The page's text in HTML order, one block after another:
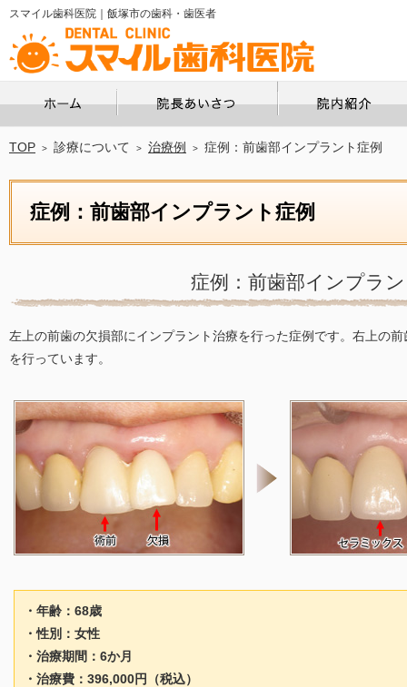
症例：前歯部インプラント症例
スマイル歯科医院｜飯塚市の歯科・歯医者
症例：前歯部インプラ
左上の前歯の欠損部にインプラント治療を行った症例です。右上の
を行っています。
・年齢：68歳
・性別：女性
・治療期間：6か月
・治療費：396,000円（税込）
ホーム
TOP 診療について 治療例 症例：前歯部インプラント症例